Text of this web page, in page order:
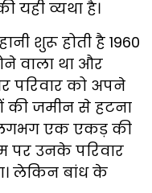
यही व्यथा है।
शुरू होती है 1960
वाला था और
को अपने
की जमीन से हटना
एक एकड़ की
उनके परिवार
लेकिन बांध के